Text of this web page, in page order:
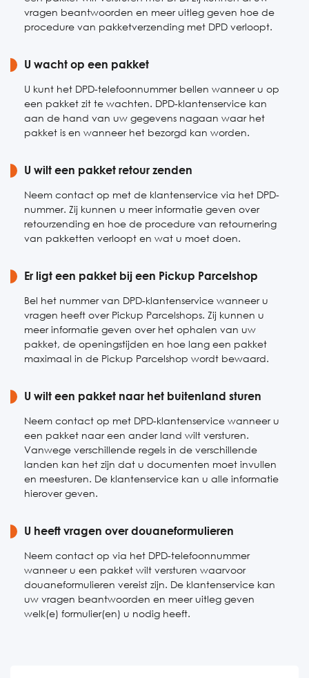
vragen beantwoorden en meer uitleg geven hoe de
procedure van pakketverzending met DPD verloopt.
U wacht op een pakket
U kunt het DPD-telefoonnummer bellen wanneer u op
een pakket zit te wachten. DPD-klantenservice kan
aan de hand van uw gegevens nagaan waar het
pakket is en wanneer het bezorgd kan worden.
U wilt een pakket retour zenden
Neem contact op met de klantenservice via het DPD-
nummer. Zij kunnen u meer informatie geven over
retourzending en hoe de procedure van retournering
van pakketten verloopt en wat u moet doen.
Er ligt een pakket bij een Pickup Parcelshop
Bel het nummer van DPD-klantenservice wanneer u
vragen heeft over Pickup Parcelshops. Zij kunnen u
meer informatie geven over het ophalen van uw
pakket, de openingstijden en hoe lang een pakket
maximaal in de Pickup Parcelshop wordt bewaard.
U wilt een pakket naar het buitenland sturen
Neem contact op met DPD-klantenservice wanneer u
een pakket naar een ander land wilt versturen.
Vanwege verschillende regels in de verschillende
landen kan het zijn dat u documenten moet invullen
en meesturen. De klantenservice kan u alle informatie
hierover geven.
U heeft vragen over douaneformulieren
Neem contact op via het DPD-telefoonnummer
wanneer u een pakket wilt versturen waarvoor
douaneformulieren vereist zijn. De klantenservice kan
uw vragen beantwoorden en meer uitleg geven
welk(e) formulier(en) u nodig heeft.